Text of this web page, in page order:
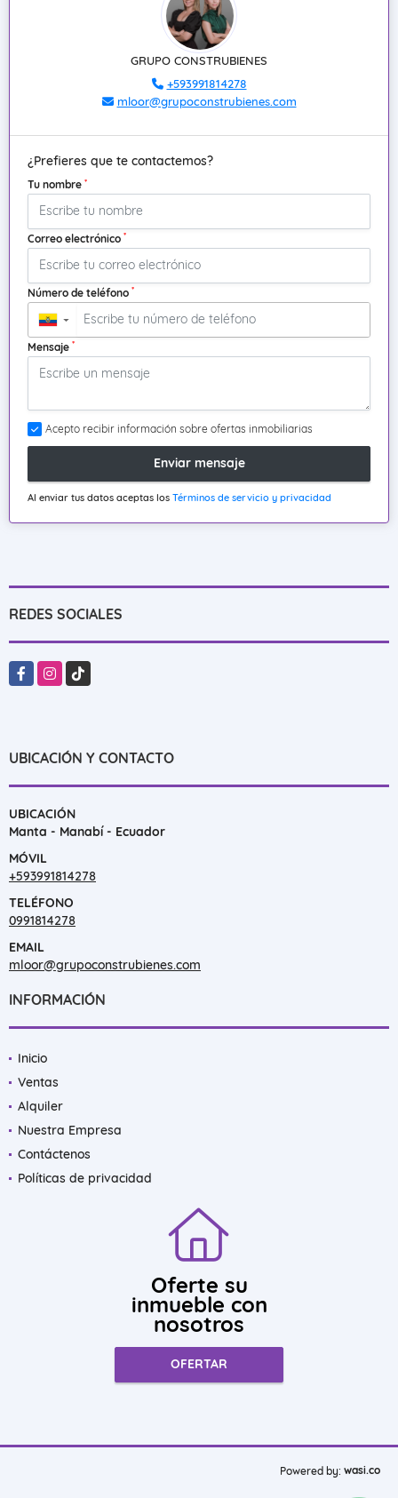
GRUPO CONSTRUBIENES
+593991814278
mloor@grupoconstrubienes.com
¿Prefieres que te contactemos?
Tu nombre *
Correo electrónico *
Número de teléfono *
▼
Mensaje *
Acepto recibir información sobre ofertas inmobiliarias
Enviar mensaje
Al enviar tus datos aceptas los Términos de servicio y privacidad
REDES SOCIALES
FacebookInstagram
TikTok
UBICACIÓN Y CONTACTO
UBICACIÓN
Manta - Manabí - Ecuador
MÓVIL
+593991814278
TELÉFONO
0991814278
EMAIL
mloor@grupoconstrubienes.com
INFORMACIÓN
Inicio
Ventas
Alquiler
Nuestra Empresa
Contáctenos
Políticas de privacidad
Oferte su
inmueble con
nosotros
OFERTAR
Powered by: wasi.co